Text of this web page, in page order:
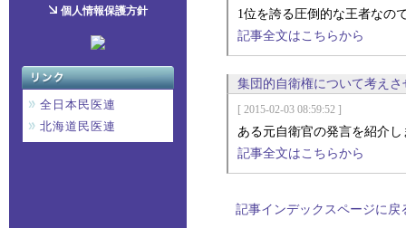
個人情報保護方針
全日本民医連
北海道民医連
1位を誇る圧倒的な王者なの
記事全文はこちらから
集団的自衛権について考えさ
[ 2015-02-03 08:59:52 ]
ある元自衛官の発言を紹介し
記事全文はこちらから
記事インデックスページに戻